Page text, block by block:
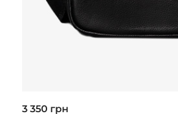
3 350 грн